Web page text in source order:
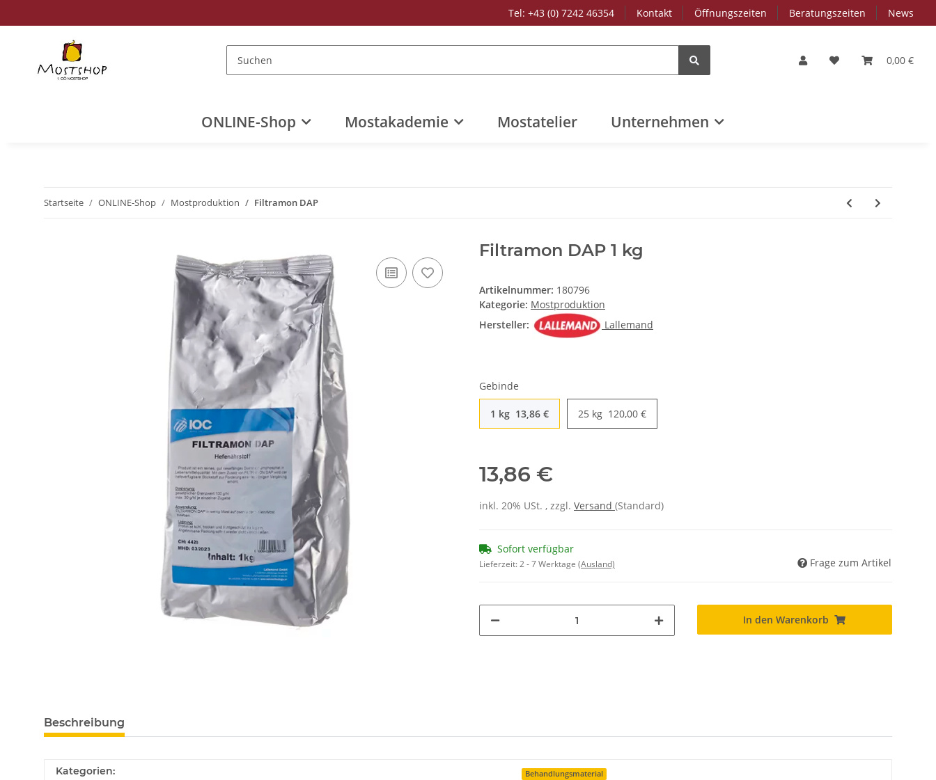
Tel: +43 (0) 7242 46354 Kontakt Öffnungszeiten Beratungszeiten News
0,00 €
ONLINE-Shop Mostakademie Mostatelier Unternehmen
Startseite ONLINE-Shop Mostproduktion Filtramon DAP
Filtramon DAP 1 kg
Artikelnummer: 180796
Kategorie: Mostproduktion
Hersteller:
Lallemand
Gebinde
1 kg 13,86 € 25 kg 120,00 €
13,86 €
inkl. 20% USt. , zzgl. Versand (Standard)
Sofort verfügbar
Lieferzeit:2 - 7 Werktage (Ausland) Frage zum Artikel
In den Warenkorb
Beschreibung
Kategorien: Behandlungsmaterial